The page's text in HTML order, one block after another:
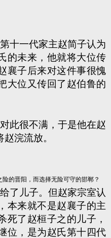
十一代家主赵简子认为
的未来，他就将大位传
襄子后来对这件事很愧
大位又传回了赵伯鲁的
此很不满，于是他在赵
浣流放。
了儿子。但赵家宗室认
本来就不是赵襄子的主
死了赵桓子之的儿子，
位，是为赵氏第十四代